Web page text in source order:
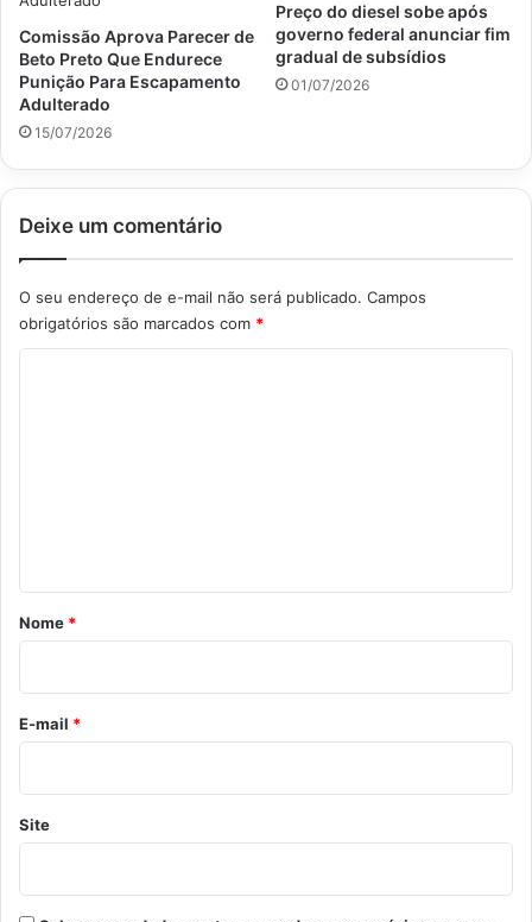
Comissão Aprova Parecer de
Beto Preto Que Endurece
Punição Para Escapamento
Adulterado
15/07/2026
Preço do diesel sobe após
governo federal anunciar fim
gradual de subsídios
01/07/2026
Deixe um comentário
O seu endereço de e-mail não será publicado. Campos
obrigatórios são marcados com *
r
o
*
Nome *
E-mail *
Site